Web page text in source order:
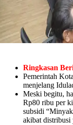
Ringkasan
Pemerintah
menjelang
Meski begitu,
Rp80 ribu per
subsidi
akibat distribusi